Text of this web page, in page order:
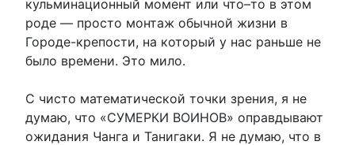
кульминационный момент или что–то в этом
роде — просто монтаж обычной жизни в
Городе-крепости, на который у нас раньше не
было времени. Это мило.
С чисто математической точки зрения, я не
думаю, что «СУМЕРКИ ВОИНОВ» оправдывают
ожидания Чанга и Танигаки. Я не думаю, что в